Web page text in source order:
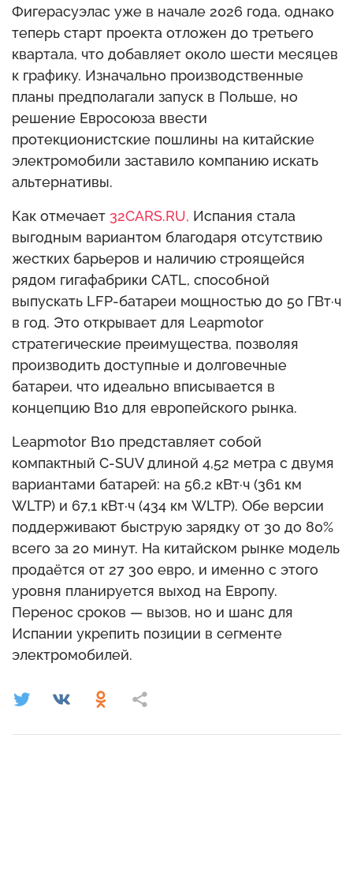
Фигерасуэлас уже в начале 2026 года, однако
теперь старт проекта отложен до третьего
квартала, что добавляет около шести месяцев
к графику. Изначально производственные
планы предполагали запуск в Польше, но
решение Евросоюза ввести
протекционистские пошлины на китайские
электромобили заставило компанию искать
альтернативы.
Как отмечает 32CARS.RU, Испания стала
выгодным вариантом благодаря отсутствию
жестких барьеров и наличию строящейся
рядом гигафабрики CATL, способной
выпускать LFP-батареи мощностью до 50 ГВт·ч
в год. Это открывает для Leapmotor
стратегические преимущества, позволяя
производить доступные и долговечные
батареи, что идеально вписывается в
концепцию B10 для европейского рынка.
Leapmotor B10 представляет собой
компактный C-SUV длиной 4,52 метра с двумя
вариантами батарей: на 56,2 кВт·ч (361 км
WLTP) и 67,1 кВт·ч (434 км WLTP). Обе версии
поддерживают быструю зарядку от 30 до 80%
всего за 20 минут. На китайском рынке модель
продаётся от 27 300 евро, и именно с этого
уровня планируется выход на Европу.
Перенос сроков — вызов, но и шанс для
Испании укрепить позиции в сегменте
электромобилей.